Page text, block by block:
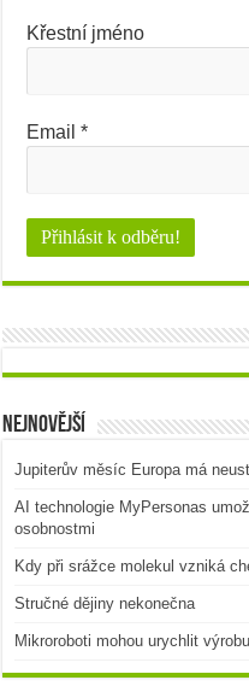
Křestní jméno
Email*
Nejnovější
Jupiterův měsíc Europa má
AI technologie MyPersonas
osobnostmi
Kdy při srážce molekul vzniká
Stručné dějiny nekonečna
Mikroroboti mohou urychlit